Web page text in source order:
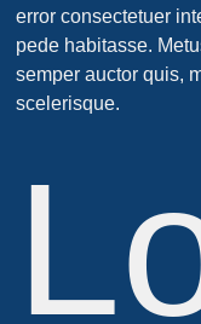
error consectetuer
pede habitasse.
semper auctor quis,
scelerisque.